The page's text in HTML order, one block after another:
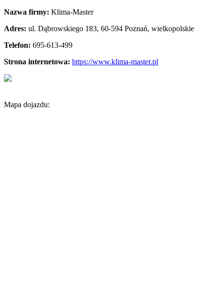
Nazwa firmy: Klima-Master
Adres: ul. Dąbrowskiego 183, 60-594 Poznań, wielkopolskie
Telefon: 695-613-499
Strona internetowa: https://www.klima-master.pl
Mapa dojazdu: